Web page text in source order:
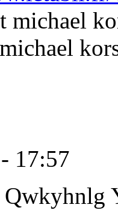
michael
17:57